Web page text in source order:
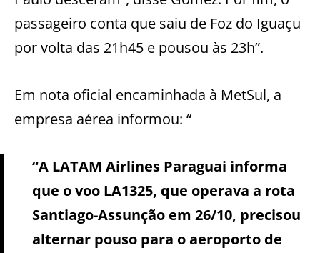
passageiro conta que saiu de Foz do Iguaçu
por volta das 21h45 e pousou às 23h”.
Em nota oficial encaminhada à MetSul, a
empresa aérea informou: “
“A LATAM Airlines Paraguai informa
que o voo LA1325, que operava a rota
Santiago-Assunção em 26/10, precisou
alternar pouso para o aeroporto de